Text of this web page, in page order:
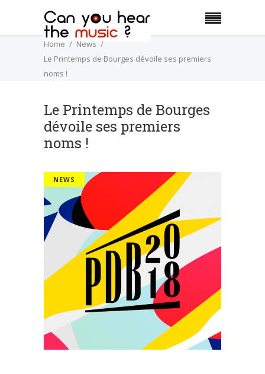
Home
News
Le Printemps de Bourges dévoile ses premiers
noms !
Le Printemps de Bourges
dévoile ses premiers
noms !
NEWS